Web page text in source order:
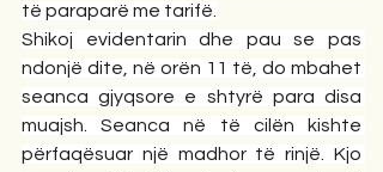
të paraparë me tarifë.
Shikoj evidentarin dhe pau se pas
ndonjë dite, në orën 11 të, do mbahet
seanca gjyqsore e shtyrë para disa
muajsh. Seanca në të cilën kishte
përfaqësuar një madhor të rinjë. Kjo